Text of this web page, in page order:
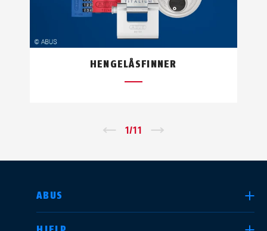
HENGELÅSFINNER
1/11
ABUS
VELG LAND